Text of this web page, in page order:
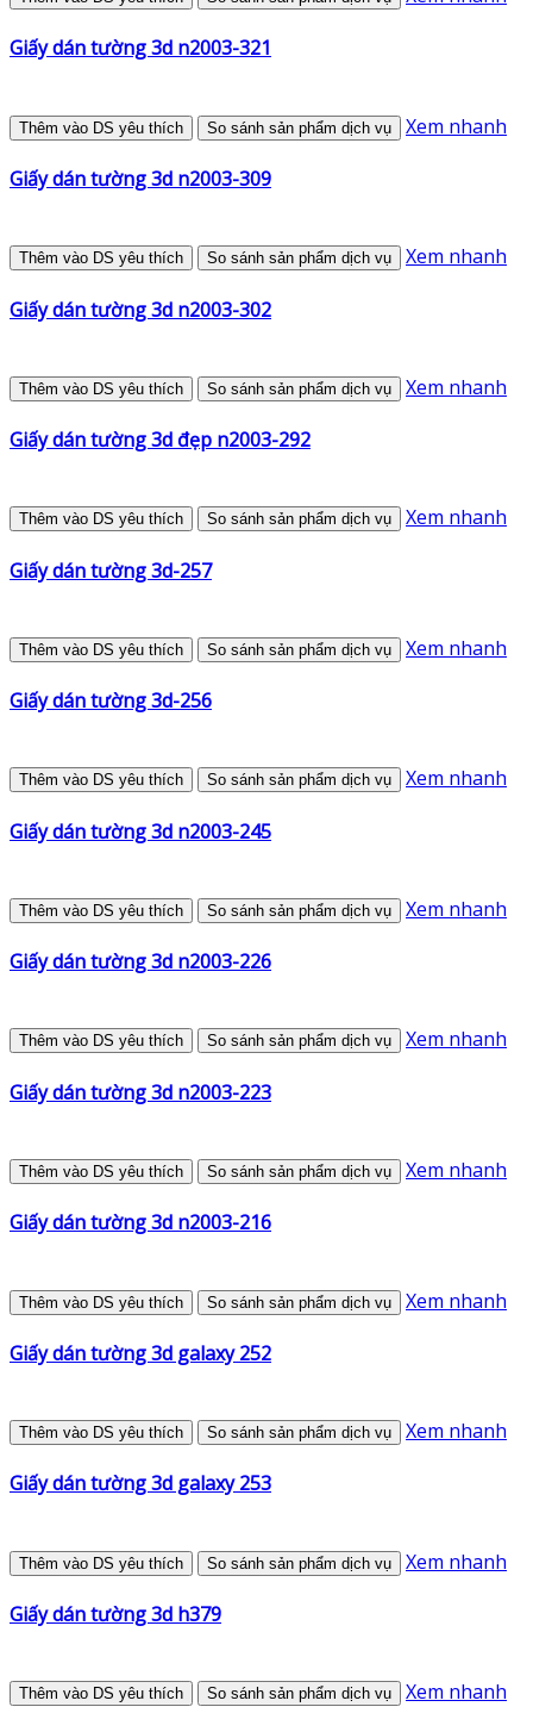
Giấy dán tường 3d n2003-321
Thêm vào DS yêu thích So sánh sản phẩm dịch vụ Xem nhanh
Giấy dán tường 3d n2003-309
Thêm vào DS yêu thích So sánh sản phẩm dịch vụ Xem nhanh
Giấy dán tường 3d n2003-302
Thêm vào DS yêu thích So sánh sản phẩm dịch vụ Xem nhanh
Giấy dán tường 3d đẹp n2003-292
Thêm vào DS yêu thích So sánh sản phẩm dịch vụ Xem nhanh
Giấy dán tường 3d-257
Thêm vào DS yêu thích So sánh sản phẩm dịch vụ Xem nhanh
Giấy dán tường 3d-256
Thêm vào DS yêu thích So sánh sản phẩm dịch vụ Xem nhanh
Giấy dán tường 3d n2003-245
Thêm vào DS yêu thích So sánh sản phẩm dịch vụ Xem nhanh
Giấy dán tường 3d n2003-226
Thêm vào DS yêu thích So sánh sản phẩm dịch vụ Xem nhanh
Giấy dán tường 3d n2003-223
Thêm vào DS yêu thích So sánh sản phẩm dịch vụ Xem nhanh
Giấy dán tường 3d n2003-216
Thêm vào DS yêu thích So sánh sản phẩm dịch vụ Xem nhanh
Giấy dán tường 3d galaxy 252
Thêm vào DS yêu thích So sánh sản phẩm dịch vụ Xem nhanh
Giấy dán tường 3d galaxy 253
Thêm vào DS yêu thích So sánh sản phẩm dịch vụ Xem nhanh
Giấy dán tường 3d h379
Thêm vào DS yêu thích So sánh sản phẩm dịch vụ Xem nhanh